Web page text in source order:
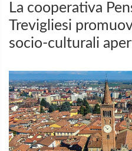
La cooperativa
Trevigliesi
socio-culturali